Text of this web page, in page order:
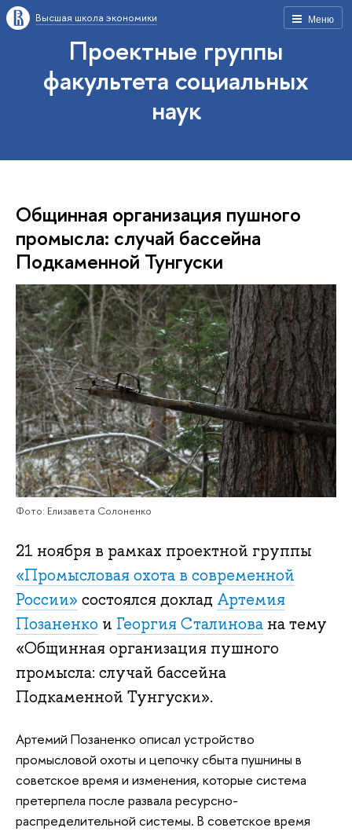
Меню
Высшая школа экономики
Проектные группы
факультета социальных
наук
Общинная организация пушного
промысла: случай бассейна
Подкаменной Тунгуски
Фото: Елизавета Солоненко
21 ноября в рамках проектной группы
«Промысловая охота в современной
России» состоялся доклад Артемия
Позаненко и Георгия Сталинова на тему
«Общинная организация пушного
промысла: случай бассейна
Подкаменной Тунгуски».
Артемий Позаненко описал устройство
промысловой охоты и цепочку сбыта пушнины в
советское время и изменения, которые система
претерпела после развала ресурсно-
распределительной системы. В советское время